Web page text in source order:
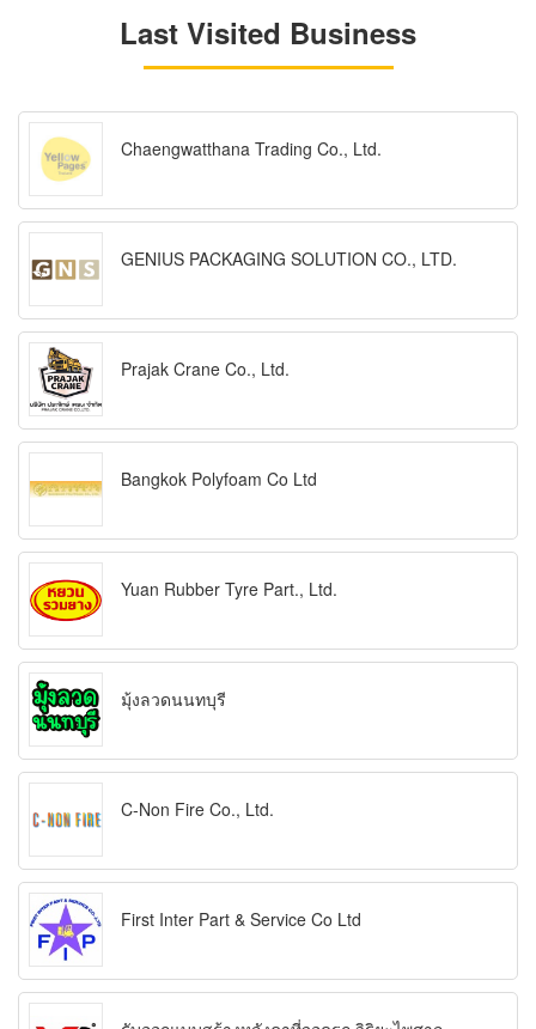
Last Visited Business
Chaengwatthana Trading Co., Ltd.
GENIUS PACKAGING SOLUTION CO., LTD.
Prajak Crane Co., Ltd.
Bangkok Polyfoam Co Ltd
Yuan Rubber Tyre Part., Ltd.
มุ้งลวดนนทบุรี
C-Non Fire Co., Ltd.
First Inter Part & Service Co Ltd